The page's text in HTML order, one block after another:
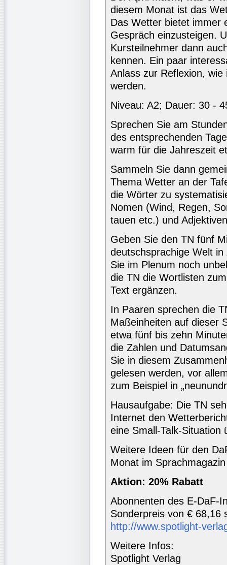
diesem Monat ist das
Das Wetter bietet immer
Gespräch einzusteigen.
Kursteilnehmer dann
kennen. Ein paar
Anlass zur Reflexion,
werden.
Niveau: A2; Dauer: 30 -
Sprechen Sie am
des entsprechenden
warm für die Jahreszeit
Sammeln Sie dann
Thema Wetter an der
die Wörter zu
Nomen (Wind, Regen,
tauen etc.) und
Geben Sie den TN fünf
deutschsprachige Welt
Sie im Plenum noch
die TN die Wortlisten
Text ergänzen.
In Paaren sprechen die
Maßeinheiten auf dieser
etwa fünf bis zehn
die Zahlen und
Sie in diesem
gelesen werden, vor
zum Beispiel in
Hausaufgabe: Die TN
Internet den
eine Small-Talk-Situation
Weitere Ideen für den
Monat im
Aktion: 20% Rabatt
Abonnenten des E-DaF-
Sonderpreis von € 68,16
http://www.spotlight-
Weitere Infos:
Spotlight Verlag